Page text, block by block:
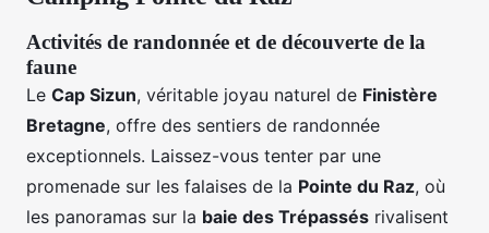
Activités de randonnée et de découverte de la
faune
Le Cap Sizun, véritable joyau naturel de Finistère
Bretagne, offre des sentiers de randonnée
exceptionnels. Laissez-vous tenter par une
promenade sur les falaises de la Pointe du Raz, où
les panoramas sur la baie des Trépassés rivalisent